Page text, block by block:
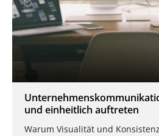
und einheitlich auftreten
Warum Visualität und